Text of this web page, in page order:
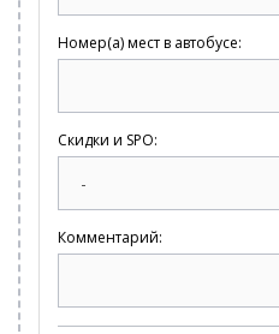
Номер(а) мест в автобусе:
Скидки и SPO:
Комментарий: